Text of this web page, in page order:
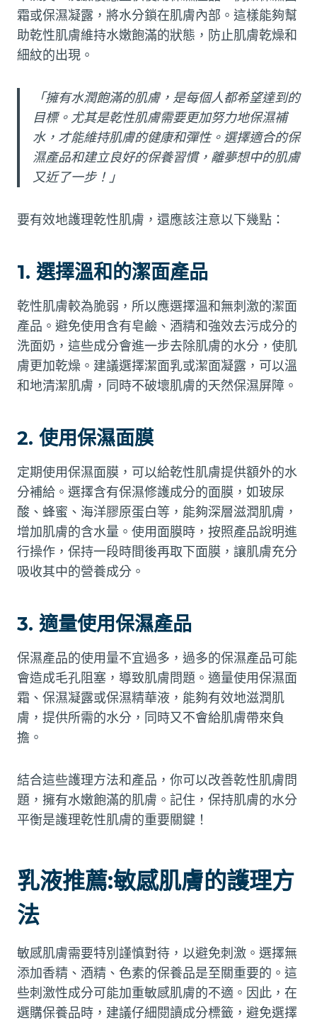
霜或保濕凝露，將水分鎖在肌膚內部。這樣能夠幫
助乾性肌膚維持水嫩飽滿的狀態，防止肌膚乾燥和
細紋的出現。
「擁有水潤飽滿的肌膚，是每個人都希望達到的
目標。尤其是乾性肌膚需要更加努力地保濕補
水，才能維持肌膚的健康和彈性。選擇適合的保
濕產品和建立良好的保養習慣，離夢想中的肌膚
又近了一步！」
要有效地護理乾性肌膚，還應該注意以下幾點：
1. 選擇溫和的潔面產品
乾性肌膚較為脆弱，所以應選擇溫和無刺激的潔面
產品。避免使用含有皂鹼、酒精和強效去污成分的
洗面奶，這些成分會進一步去除肌膚的水分，使肌
膚更加乾燥。建議選擇潔面乳或潔面凝露，可以溫
和地清潔肌膚，同時不破壞肌膚的天然保濕屏障。
2. 使用保濕面膜
定期使用保濕面膜，可以給乾性肌膚提供額外的水
分補給。選擇含有保濕修護成分的面膜，如玻尿
酸、蜂蜜、海洋膠原蛋白等，能夠深層滋潤肌膚，
增加肌膚的含水量。使用面膜時，按照產品說明進
行操作，保持一段時間後再取下面膜，讓肌膚充分
吸收其中的營養成分。
3. 適量使用保濕產品
保濕產品的使用量不宜過多，過多的保濕產品可能
會造成毛孔阻塞，導致肌膚問題。適量使用保濕面
霜、保濕凝露或保濕精華液，能夠有效地滋潤肌
膚，提供所需的水分，同時又不會給肌膚帶來負
擔。
結合這些護理方法和產品，你可以改善乾性肌膚問
題，擁有水嫩飽滿的肌膚。記住，保持肌膚的水分
平衡是護理乾性肌膚的重要關鍵！
乳液推薦:敏感肌膚的護理方
法
敏感肌膚需要特別謹慎對待，以避免刺激。選擇無
添加香精、酒精、色素的保養品是至關重要的。這
些刺激性成分可能加重敏感肌膚的不適。因此，在
選購保養品時，建議仔細閱讀成分標籤，避免選擇